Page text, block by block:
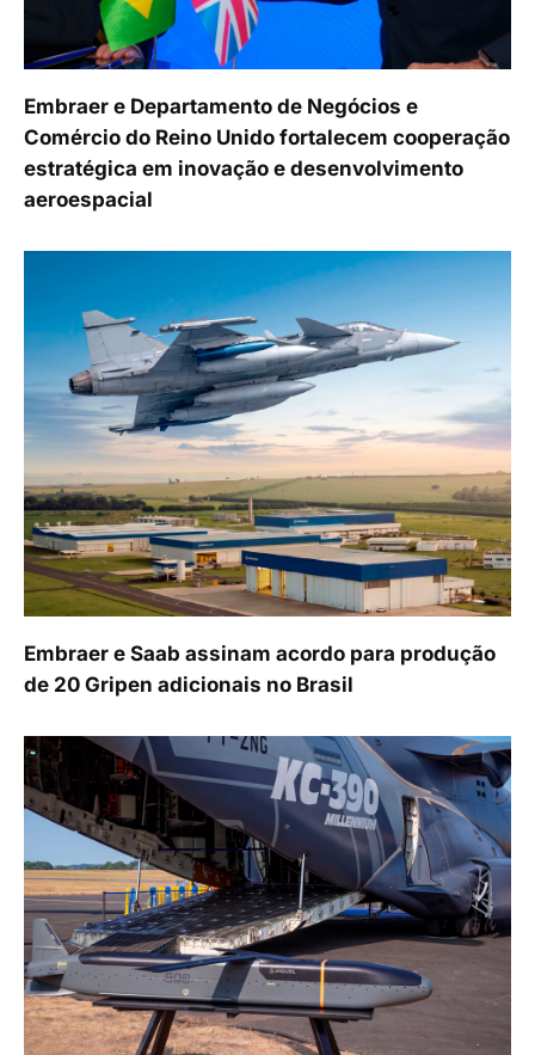
Embraer e Departamento de Negócios e
Comércio do Reino Unido fortalecem cooperação
estratégica em inovação e desenvolvimento
aeroespacial
Embraer e Saab assinam acordo para produção
de 20 Gripen adicionais no Brasil